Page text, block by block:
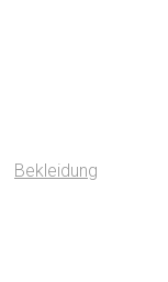
Bekleidung